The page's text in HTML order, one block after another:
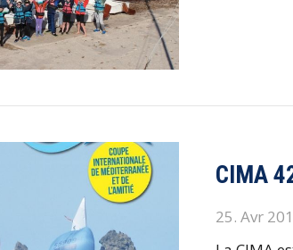
CIMA
25. Avr